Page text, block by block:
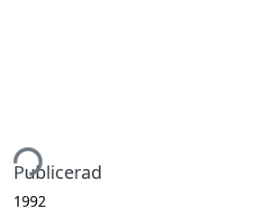
Publicerad
1992